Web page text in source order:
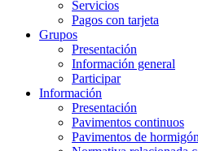
Servicios
Pagos con tarjeta
Grupos
Presentación
Información general
Participar
Información
Presentación
Pavimentos continuos
Pavimentos de